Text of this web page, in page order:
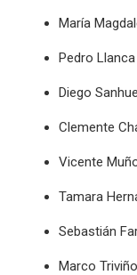
María
Pedro Llanca
Diego
Clemente
Vicente
Tamara
Sebastián
Marco Triviño